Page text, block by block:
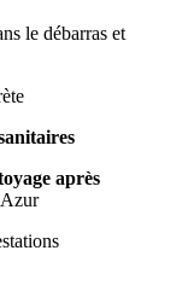
le débarras et
après